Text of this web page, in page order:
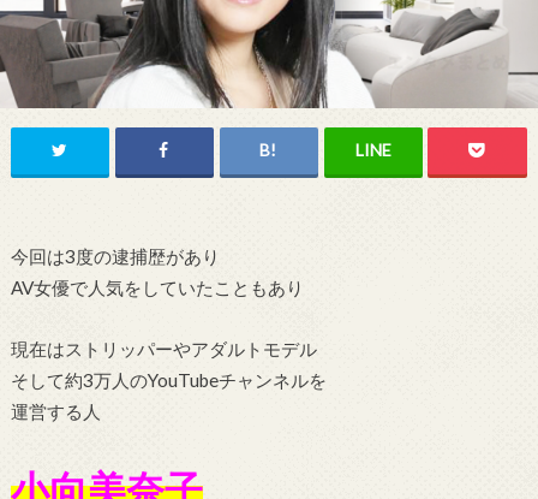
今回は3度の逮捕歴があり
AV女優で人気をしていたこともあり
現在はストリッパーやアダルトモデル
そして約3万人のYouTubeチャンネルを
運営する人
小向美奈子